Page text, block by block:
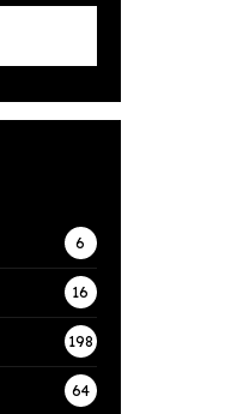
6
16
198
64